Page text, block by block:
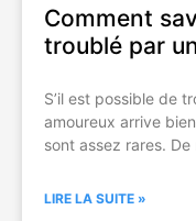
Comment
troublé par
S’il est possible de
amoureux arrive
sont assez rares.
LIRE LA SUITE »